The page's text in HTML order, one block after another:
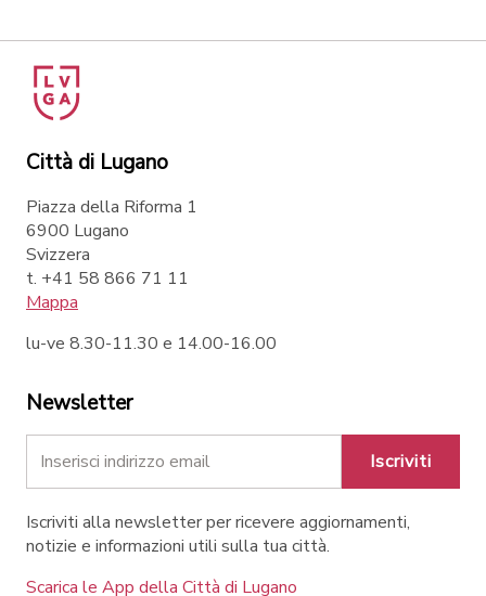
Città di Lugano
Piazza della Riforma 1
6900 Lugano
Svizzera
t. +41 58 866 71 11
Mappa
lu-ve 8.30-11.30 e 14.00-16.00
Newsletter
Iscriviti
Iscriviti alla newsletter per ricevere aggiornamenti,
notizie e informazioni utili sulla tua città.
Scarica le App della Città di Lugano